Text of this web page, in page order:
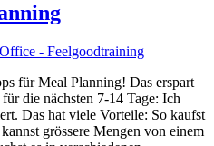
für Meal Planning! Das erspart
die nächsten 7-14 Tage: Ich
Das hat viele Vorteile: So kaufst
grössere Mengen von einem